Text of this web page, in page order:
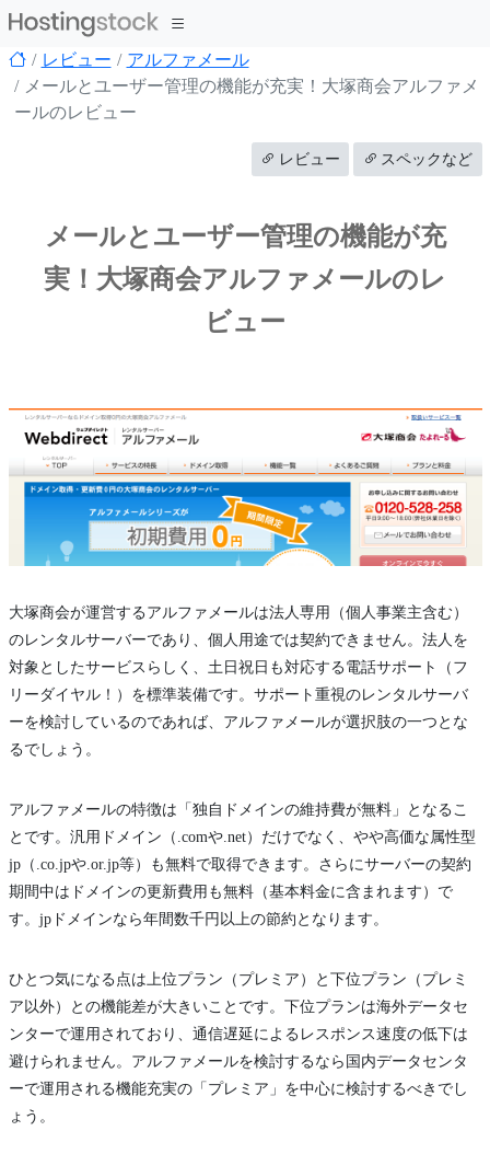
レビュー
アルファメール
メールとユーザー管理の機能が充実！大塚商会アルファメ
ールのレビュー
レビュー スペックなど
メールとユーザー管理の機能が充
実！大塚商会アルファメールのレ
ビュー
大塚商会が運営するアルファメールは法人専用（個人事業主含む）
のレンタルサーバーであり、個人用途では契約できません。法人を
対象としたサービスらしく、土日祝日も対応する電話サポート（フ
リーダイヤル！）を標準装備です。サポート重視のレンタルサーバ
ーを検討しているのであれば、アルファメールが選択肢の一つとな
るでしょう。
アルファメールの特徴は「独自ドメインの維持費が無料」となるこ
とです。汎用ドメイン（.comや.net）だけでなく、やや高価な属性型
jp（.co.jpや.or.jp等）も無料で取得できます。さらにサーバーの契約
期間中はドメインの更新費用も無料（基本料金に含まれます）で
す。jpドメインなら年間数千円以上の節約となります。
ひとつ気になる点は上位プラン（プレミア）と下位プラン（プレミ
ア以外）との機能差が大きいことです。下位プランは海外データセ
ンターで運用されており、通信遅延によるレスポンス速度の低下は
避けられません。アルファメールを検討するなら国内データセンタ
ーで運用される機能充実の「プレミア」を中心に検討するべきでし
ょう。